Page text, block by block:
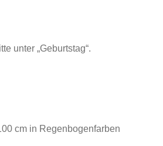
unter „Geburtstag“.
cm in Regenbogenfarben